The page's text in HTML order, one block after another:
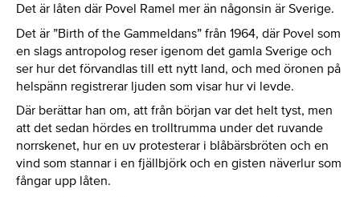
Det är låten där Povel Ramel mer än någonsin är Sverige.
Det är ”Birth of the Gammeldans” från 1964, där Povel som
en slags antropolog reser igenom det gamla Sverige och
ser hur det förvandlas till ett nytt land, och med öronen på
helspänn registrerar ljuden som visar hur vi levde.
Där berättar han om, att från början var det helt tyst, men
att det sedan hördes en trolltrumma under det ruvande
norrskenet, hur en uv protesterar i blåbärsbröten och en
vind som stannar i en fjällbjörk och en gisten näverlur som
fångar upp låten.